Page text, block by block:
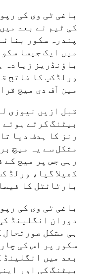
باغی ٹی وی کی
کی ٹیم نے بعد
پندرہ سکور
میں ایک جیسا
باؤنڈریز زیادہ
ورلڈ‌کپ کا فاتح
مین آف دی میچ
قبل ازیں‌ نیوزی
رنز کا ہدف دیا
مشکل سے یہ میچ
رہی جس پر میچ کے
کھیلا گیا، ورلڈ
بارٹائٹل کا
باغی ٹی وی کی
دوران انگلینڈ
سکور پر اس کی
بعد میں انگلینڈ
بیٹنگ کی اور